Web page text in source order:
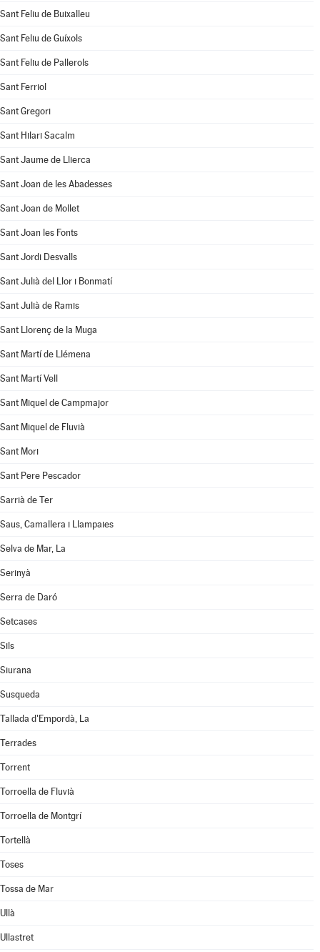
Sant Feliu de Buixalleu
Sant Feliu de Guíxols
Sant Feliu de Pallerols
Sant Ferriol
Sant Gregori
Sant Hilari Sacalm
Sant Jaume de Llierca
Sant Joan de les Abadesses
Sant Joan de Mollet
Sant Joan les Fonts
Sant Jordi Desvalls
Sant Julià del Llor i Bonmatí
Sant Julià de Ramis
Sant Llorenç de la Muga
Sant Martí de Llémena
Sant Martí Vell
Sant Miquel de Campmajor
Sant Miquel de Fluvià
Sant Mori
Sant Pere Pescador
Sarrià de Ter
Saus, Camallera i Llampaies
Selva de Mar, La
Serinyà
Serra de Daró
Setcases
Sils
Siurana
Susqueda
Tallada d'Empordà, La
Terrades
Torrent
Torroella de Fluvià
Torroella de Montgrí
Tortellà
Toses
Tossa de Mar
Ullà
Ullastret